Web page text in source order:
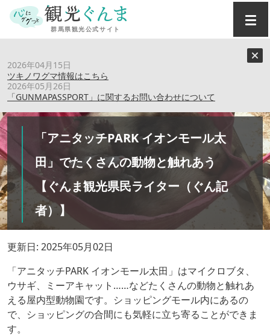
2026年04月15日
ツキノワグマ情報はこちら
2026年05月26日
「GUNMAPASSPORT」に関するお問い合わせについて
「アニタッチPARK イオンモール太田」でたくさんの動物と
触れあう 【ぐんま観光県民ライター（ぐん記者）】
「アニタッチPARK イオンモール太
田」でたくさんの動物と触れあう
【ぐんま観光県民ライター（ぐん記
者）】
更新日: 2025年05月02日
「アニタッチPARK イオンモール太田」はマイクロブタ、
ウサギ、ミーアキャット……などたくさんの動物と触れあ
える屋内型動物園です。ショッピングモール内にあるの
で、ショッピングの合間にも気軽に立ち寄ることができま
す。